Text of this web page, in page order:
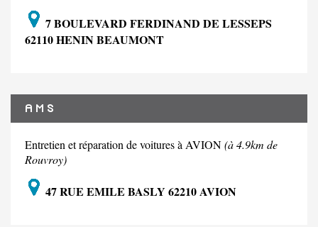
7 BOULEVARD FERDINAND DE LESSEPS
62110 HENIN BEAUMONT
A M S
Entretien et réparation de voitures à AVION(à 4.9km de
Rouvroy)
47 RUE EMILE BASLY 62210 AVION